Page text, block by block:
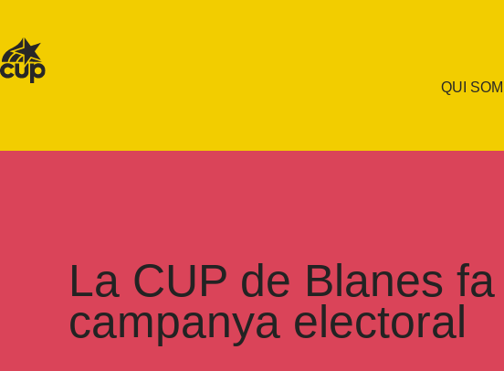
QUI SOM
La CUP de Blanes
campanya electoral